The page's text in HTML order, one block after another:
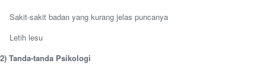
Sakit-sakit badan yang kurang jelas puncanya
Letih lesu
2) Tanda-tanda Psikologi